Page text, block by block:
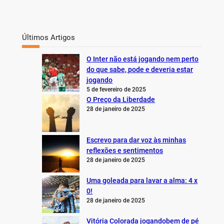
Últimos Artigos
O Inter não está jogando nem perto
do que sabe, pode e deveria estar
jogando
5 de fevereiro de 2025
O Preço da Liberdade
28 de janeiro de 2025
Escrevo para dar voz às minhas
reflexões e sentimentos
28 de janeiro de 2025
Uma goleada para lavar a alma: 4 x
0!
28 de janeiro de 2025
Vitória Colorada jogandobem de pé